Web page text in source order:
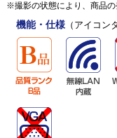
※撮影の状態により、商品
機能・仕様（アイコン